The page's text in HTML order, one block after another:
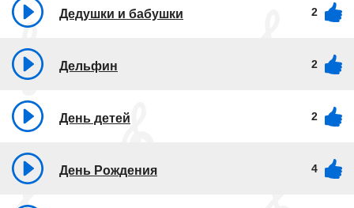
Дедушки и бабушки 2
Дельфин 2
День детей 2
День Рождения 4